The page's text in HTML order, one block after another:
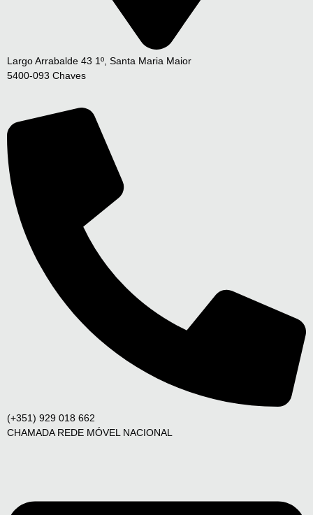
Largo Arrabalde 43 1º, Santa Maria Maior
5400-093 Chaves
(+351) 929 018 662
CHAMADA REDE MÓVEL NACIONAL